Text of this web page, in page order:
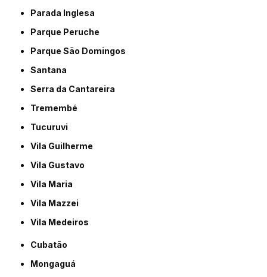
Parada Inglesa
Parque Peruche
Parque São Domingos
Santana
Serra da Cantareira
Tremembé
Tucuruvi
Vila Guilherme
Vila Gustavo
Vila Maria
Vila Mazzei
Vila Medeiros
Cubatão
Mongaguá